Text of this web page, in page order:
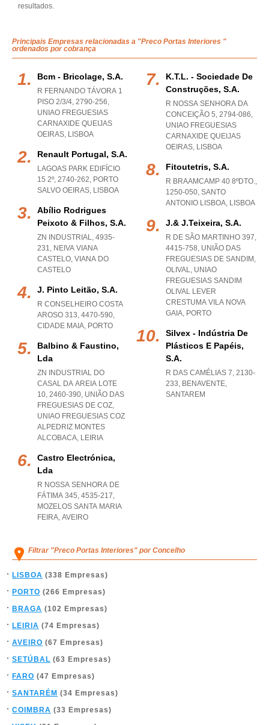
resultados.
Principais Empresas relacionadas a "Preco Portas Interiores "
ordenados por cobrança
Bcm - Bricolage, S.a.
R FERNANDO TÁVORA 1
PISO 2/3/4, 2790-256,
UNIAO FREGUESIAS
CARNAXIDE QUEIJAS
OEIRAS, LISBOA
Renault Portugal, S.a.
LAGOAS PARK EDIFÍCIO
15 2º, 2740-262, PORTO
SALVO OEIRAS, LISBOA
Abílio Rodrigues
Peixoto & Filhos, S.a.
ZN INDUSTRIAL, 4935-
231, NEIVA VIANA
CASTELO, VIANA DO
CASTELO
J. Pinto Leitão, S.a.
R CONSELHEIRO COSTA
AROSO 313, 4470-590,
CIDADE MAIA, PORTO
Balbino & Faustino,
Lda
ZN INDUSTRIAL DO
CASAL DA AREIA LOTE
10, 2460-390, UNIÃO DAS
FREGUESIAS DE COZ,
UNIAO FREGUESIAS COZ
ALPEDRIZ MONTES
ALCOBACA, LEIRIA
Castro Electrónica,
Lda
R NOSSA SENHORA DE
FÁTIMA 345, 4535-217,
MOZELOS SANTA MARIA
FEIRA, AVEIRO
K.t.l. - Sociedade De
Construções, S.a.
R NOSSA SENHORA DA
CONCEIÇÃO 5, 2794-086,
UNIAO FREGUESIAS
CARNAXIDE QUEIJAS
OEIRAS, LISBOA
Fitoutetris, S.a.
R BRAAMCAMP 40 8ºDTO.,
1250-050, SANTO
ANTONIO LISBOA, LISBOA
J.& J.teixeira, S.a.
R DE SÃO MARTINHO 397,
4415-758, UNIÃO DAS
FREGUESIAS DE SANDIM,
OLIVAL, UNIAO
FREGUESIAS SANDIM
OLIVAL LEVER
CRESTUMA VILA NOVA
GAIA, PORTO
Silvex - Indústria De
Plásticos E Papéis,
S.a.
R DAS CAMÉLIAS 7, 2130-
233, BENAVENTE,
SANTAREM
Filtrar "Preco Portas Interiores" por Concelho
LISBOA (338 Empresas)
PORTO (266 Empresas)
BRAGA (102 Empresas)
LEIRIA (74 Empresas)
AVEIRO (67 Empresas)
SETÚBAL (63 Empresas)
FARO (47 Empresas)
SANTARÉM (34 Empresas)
COIMBRA (33 Empresas)